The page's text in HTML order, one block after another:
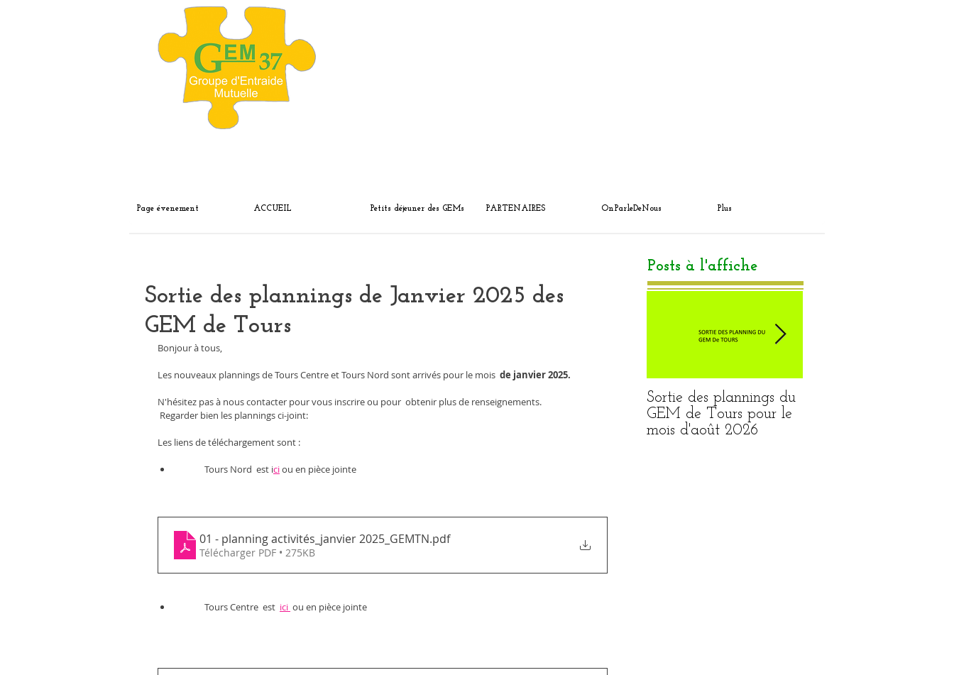
Page évenement ACCUEIL Petits déjeuner des GEMs PARTENAIRES OnParleDeNous Plus
Sortie des plannings de Janvier 2025 des
GEM de Tours
Bonjour à tous,
Les nouveaux plannings de Tours Centre et Tours Nord sont arrivés pour le mois de janvier 2025.
N'hésitez pas à nous contacter pour vous inscrire ou pour  obtenir plus de renseignements.
Regarder bien les plannings ci-joint:
Les liens de téléchargement sont :
	Tours Nord  est i
ci ou en pièce jointe
01 - planning activités_janvier 2025_GEMTN.pdf
Télécharger PDF • 275KB
	Tours Centre  est
ici ou en pièce jointe
Posts à l'affiche
Sortie des plannings du
GEM de Tours pour le
mois d'août 2026